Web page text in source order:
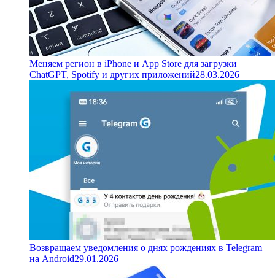
Меняем регион в iPhone и App Store для загрузки
ChatGPT, Spotify и других приложений28.03.2026
Возвращаем уведомления о днях рождениях в Telegram
на Android29.01.2026